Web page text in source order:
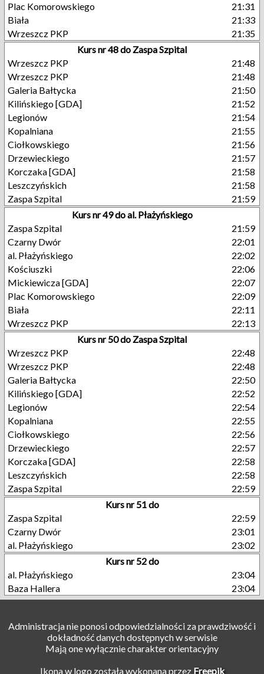
Plac Komorowskiego
21:31
Biała
21:33
Wrzeszcz PKP
21:35
Kurs nr 48 do Zaspa Szpital
Wrzeszcz PKP
21:48
Wrzeszcz PKP
21:48
Galeria Bałtycka
21:50
Kilińskiego [GDA]
21:52
Legionów
21:54
Kopalniana
21:55
Ciołkowskiego
21:56
Drzewieckiego
21:57
Korczaka [GDA]
21:58
Leszczyńskich
21:58
Zaspa Szpital
21:59
Kurs nr 49 do al. Płażyńskiego
Zaspa Szpital
21:59
Czarny Dwór
22:01
al. Płażyńskiego
22:02
Kościuszki
22:06
Mickiewicza [GDA]
22:07
Plac Komorowskiego
22:09
Biała
22:11
Wrzeszcz PKP
22:13
Kurs nr 50 do Zaspa Szpital
Wrzeszcz PKP
22:48
Wrzeszcz PKP
22:48
Galeria Bałtycka
22:50
Kilińskiego [GDA]
22:52
Legionów
22:54
Kopalniana
22:55
Ciołkowskiego
22:56
Drzewieckiego
22:57
Korczaka [GDA]
22:58
Leszczyńskich
22:58
Zaspa Szpital
22:59
Kurs nr 51 do
Zaspa Szpital
22:59
Czarny Dwór
23:01
al. Płażyńskiego
23:02
Kurs nr 52 do
al. Płażyńskiego
23:04
Baza Hallera
23:04
Administracja nie ponosi odpowiedzialności za prawdziwość i
dokładność danych dostępnych w serwisie
Mają one wyłącznie charakter orientacyjny
Ikona w logo została wykonana przez Freepik